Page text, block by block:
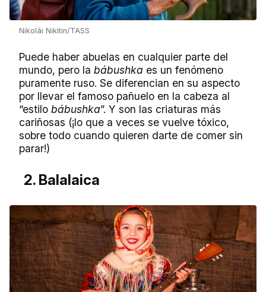
Nikolái Nikitin/TASS
Puede haber abuelas en cualquier parte del
mundo, pero la bábushka es un fenómeno
puramente ruso. Se diferencian en su aspecto
por llevar el famoso pañuelo en la cabeza al
“estilo bábushka”. Y son las criaturas más
cariñosas (¡lo que a veces se vuelve tóxico,
sobre todo cuando quieren darte de comer sin
parar!)
2. Balalaica